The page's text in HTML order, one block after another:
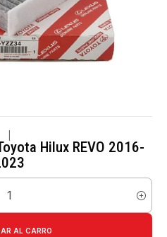
Hilux REVO 2016-
AL CARRO